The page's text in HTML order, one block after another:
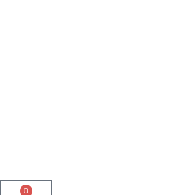
0